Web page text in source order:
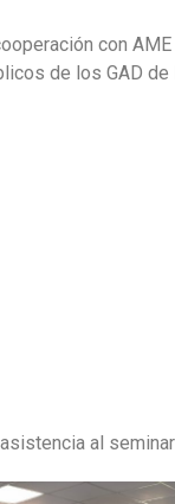
con
de los GAD
al